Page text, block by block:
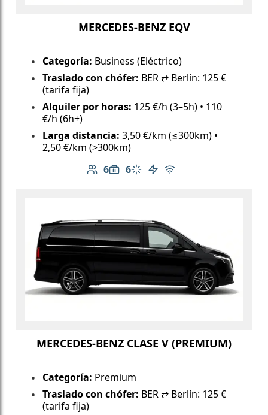
MERCEDES-BENZ EQV
Categoría: Business (Eléctrico)
Traslado con chófer: BER ⇄ Berlín: 125 €
(tarifa fija)
Alquiler por horas: 125 €/h (3–5h) • 110
€/h (6h+)
Larga distancia: 3,50 €/km (≤300km) •
2,50 €/km (>300km)
6
Número de pasajeros: 6
6
Capacidad de equipaje: 6
Aire acondicionado
Vehículo eléctrico
Wi-Fi gratuito
MERCEDES-BENZ CLASE V (PREMIUM)
Categoría: Premium
Traslado con chófer: BER ⇄ Berlín: 125 €
(tarifa fija)